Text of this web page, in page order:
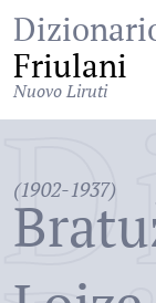
Friulani
Nuovo Liruti
(1902-1937)